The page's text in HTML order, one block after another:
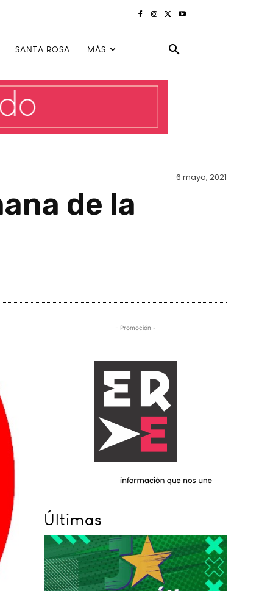
SANTA ROSA MÁS
6 mayo, 2021
de la
- Promoción -
Últimas